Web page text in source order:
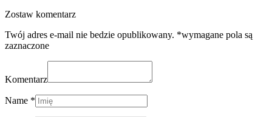
Zostaw komentarz
Twój adres e-mail nie bedzie opublikowany. *wymagane pola są
zaznaczone
Komentarz
Name *